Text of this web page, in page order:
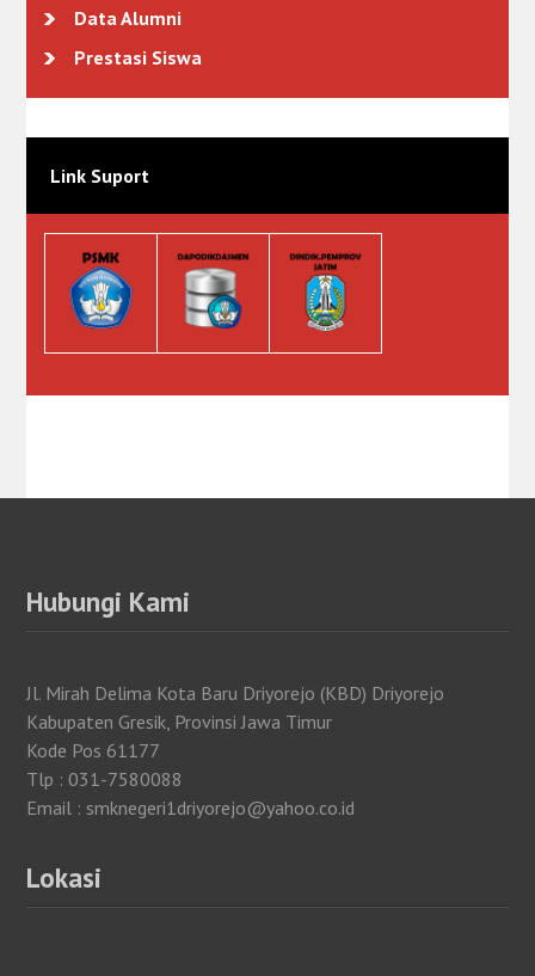
Data Alumni
Prestasi Siswa
Link Suport
Hubungi Kami
Jl. Mirah Delima Kota Baru Driyorejo (KBD) Driyorejo
Kabupaten Gresik, Provinsi Jawa Timur
Kode Pos 61177
Tlp : 031-7580088
Email : smknegeri1driyorejo@yahoo.co.id
Lokasi